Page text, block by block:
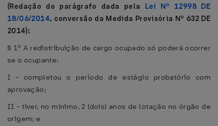
(Redação do parágrafo dada pela Lei Nº 12998 DE
18/06/2014, conversão da Medida Provisória Nº 632 DE
2014):
§ 1º A redistribuição de cargo ocupado só poderá ocorrer
se o ocupante:
I - completou o período de estágio probatório com
aprovação;
II - tiver, no mínimo, 2 (dois) anos de lotação no órgão de
origem; e